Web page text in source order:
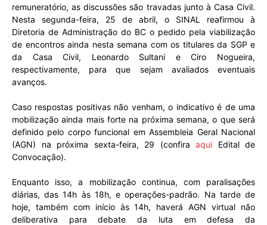
remuneratório, as discussões são travadas junto à Casa Civil.
Nesta segunda-feira, 25 de abril, o SINAL reafirmou à
Diretoria de Administração do BC o pedido pela viabilização
de encontros ainda nesta semana com os titulares da SGP e
da Casa Civil, Leonardo Sultani e Ciro Nogueira,
respectivamente, para que sejam avaliados eventuais
avanços.
Caso respostas positivas não venham, o indicativo é de uma
mobilização ainda mais forte na próxima semana, o que será
definido pelo corpo funcional em Assembleia Geral Nacional
(AGN) na próxima sexta-feira, 29 (confira aqui Edital de
Convocação).
Enquanto isso, a mobilização continua, com paralisações
diárias, das 14h às 18h, e operações-padrão. Na tarde de
hoje, também com início às 14h, haverá AGN virtual não
deliberativa para debate da luta em defesa da